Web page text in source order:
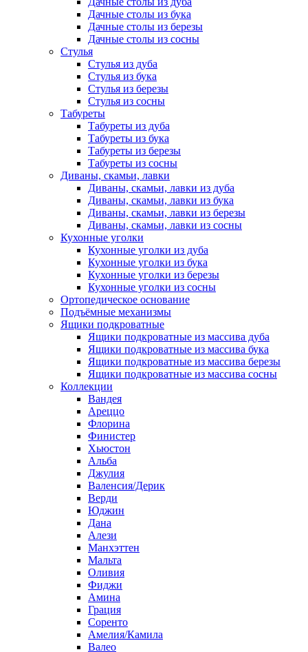
Дачные столы из бука
Дачные столы из березы
Дачные столы из сосны
Стулья
Стулья из дуба
Стулья из бука
Стулья из березы
Стулья из сосны
Табуреты
Табуреты из дуба
Табуреты из бука
Табуреты из березы
Табуреты из сосны
Диваны, скамьи, лавки
Диваны, скамьи, лавки из дуба
Диваны, скамьи, лавки из бука
Диваны, скамьи, лавки из березы
Диваны, скамьи, лавки из сосны
Кухонные уголки
Кухонные уголки из дуба
Кухонные уголки из бука
Кухонные уголки из березы
Кухонные уголки из сосны
Ортопедическое основание
Подъёмные механизмы
Ящики подкроватные
Ящики подкроватные из массива дуба
Ящики подкроватные из массива бука
Ящики подкроватные из массива березы
Ящики подкроватные из массива сосны
Коллекции
Вандея
Ареццо
Флорина
Финистер
Хьюстон
Альба
Джулия
Валенсия/Дерик
Верди
Юджин
Дана
Алези
Манхэттен
Мальта
Оливия
Фиджи
Амина
Грация
Соренто
Амелия/Камила
Валео